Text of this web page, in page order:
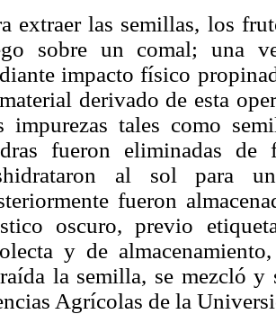
extraer las semillas, los
sobre un comal; una
impacto físico
derivado de esta
impurezas tales como
fueron eliminadas de
al sol para
fueron
oscuro, previo
y de
la semilla, se mezcló
Agrícolas de la